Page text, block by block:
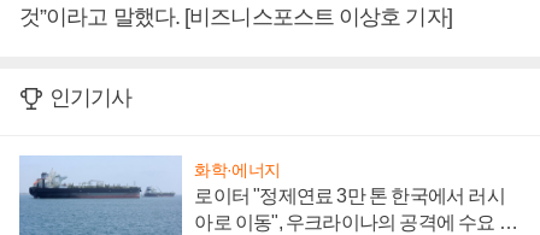
것”이라고 말했다. [비즈니스포스트 이상호 기자]
인기기사
화학·에너지
로이터 "정제연료 3만 톤 한국에서 러시
아로 이동", 우크라이나의 공격에 수요 늘